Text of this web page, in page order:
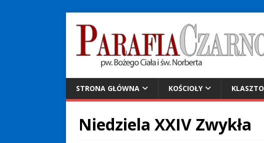
STRONA GŁÓWNA KOŚCIOŁY
Niedziela XXIV Zwykła